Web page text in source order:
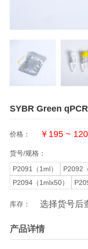
SYBR Green
价格： ￥195 ~
货号/规格：
P2091（1ml）
P2092
P2094（1mlx50）
库存： 选择货号后
产品详情